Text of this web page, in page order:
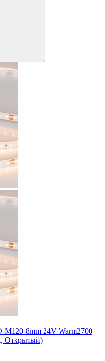
M120-8mm 24V Warm2700
Открытый)